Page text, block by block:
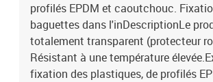
profilés EPDM et caoutchouc.
baguettes dans l'inDescriptionLe
totalement transparent (protecteur
Résistant à une température
fixation des plastiques, de profilés